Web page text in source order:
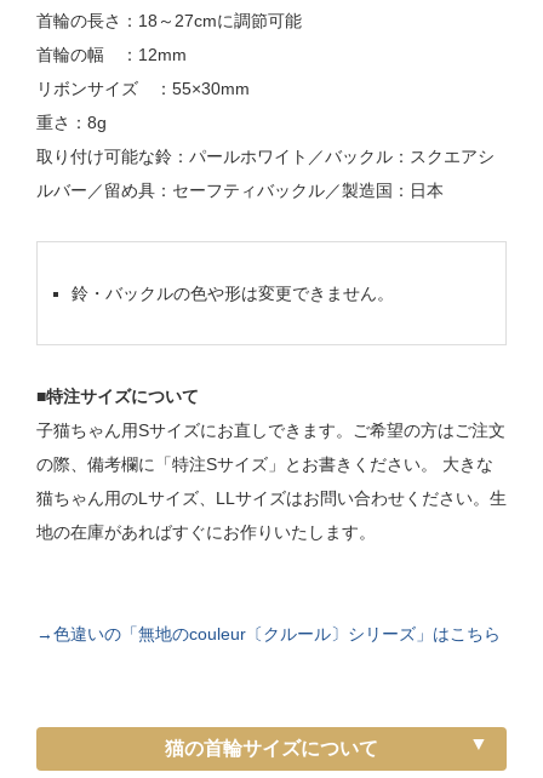
首輪の長さ：18～27cmに調節可能
首輪の幅 ：12mm
リボンサイズ ：55×30mm
重さ：8g
取り付け可能な鈴：パールホワイト／バックル：スクエアシ
ルバー／留め具：セーフティバックル／製造国：日本
鈴・バックルの色や形は変更できません。
■特注サイズについて
子猫ちゃん用Sサイズにお直しできます。ご希望の方はご注文
の際、備考欄に「特注Sサイズ」とお書きください。 大きな
猫ちゃん用のLサイズ、LLサイズはお問い合わせください。生
地の在庫があればすぐにお作りいたします。
→色違いの「無地のcouleur〔クルール〕シリーズ」はこちら
猫の首輪サイズについて